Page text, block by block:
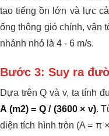
tạo tiếng ồn lớn và lực
ống thông gió chính, vận
nhánh nhỏ là 4 - 6 m/s.
Bước 3: Suy ra
Dựa trên Q và v, ta tính
A (m2) = Q / (3600 × v).
diện tích hình tròn (A = π